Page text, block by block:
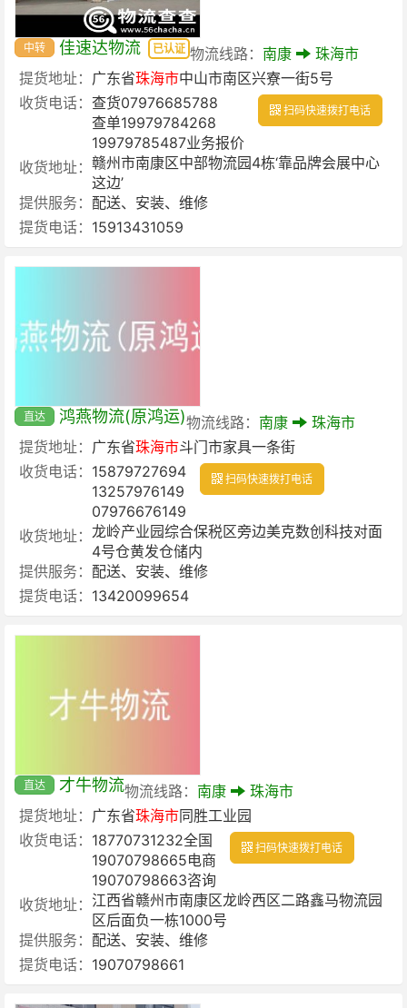
中转 佳速达物流 已认证 物流线路： 南康
珠海市
提货地址： 广东省珠海市中山市南区兴寮一街5号
收货电话： 查货07976685788
查单19979784268
19979785487业务报价
扫码快速拨打电话
收货地址： 赣州市南康区中部物流园4栋‘靠品牌会展中心
这边’
提供服务： 配送、安装、维修
提货电话： 15913431059
直达 鸿燕物流(原鸿运)物流线路： 南康
珠海市
提货地址： 广东省珠海市斗门市家具一条街
收货电话： 15879727694
13257976149
07976676149
扫码快速拨打电话
收货地址： 龙岭产业园综合保税区旁边美克数创科技对面
4号仓黄发仓储内
提供服务： 配送、安装、维修
提货电话： 13420099654
直达 才牛物流物流线路： 南康
珠海市
提货地址： 广东省珠海市同胜工业园
收货电话： 18770731232全国
19070798665电商
19070798663咨询
扫码快速拨打电话
收货地址： 江西省赣州市南康区龙岭西区二路鑫马物流园
区后面负一栋1000号
提供服务： 配送、安装、维修
提货电话： 19070798661